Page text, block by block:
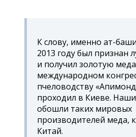
К слову, именно ат-
2013 году был признан
и получил золотую
международном
пчеловодству
проходил в Киеве.
обошли таких мировых
производителей меда,
Китай.